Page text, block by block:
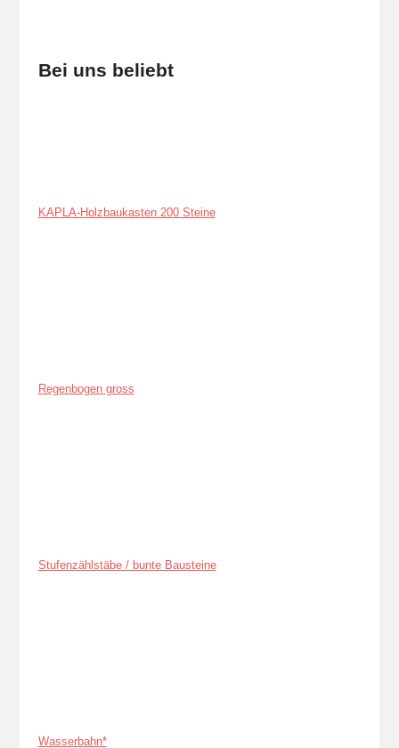
Bei uns beliebt
KAPLA-Holzbaukasten 200 Steine
Regenbogen gross
Stufenzählstäbe / bunte Bausteine
Wasserbahn*